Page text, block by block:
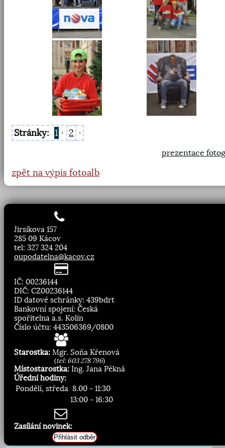
Stránky: 1 · 2 ·
prezentace
zpět na výpis fotoalb
Jirsíkova 157
285 09 Kácov
tel: 327 324 204
oupodatelna@kacov.cz
IČ: 00236144
DIČ: CZ00236144
ID datové schránky: 439bdrt
Bankovní spojení: Česká
spořitelna a.s. Kolín
Číslo účtu: 443506369/0800
Starostka: Mgr. Soňa Křenová
(tel: 603 278 796)
Místostarostka: Ing. Jana Pěkná
Úřední hodiny:
Pondělí, středa 8.00 - 11:30
13:00 - 16:30
Zasílání novinek:
Přihlásit odběr